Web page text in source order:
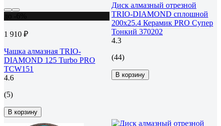
1 910 ₽
Чашка алмазная TRIO-
DIAMOND 125 Turbo PRO
TCW151
4.6
(5)
В корзину
Диск алмазный отрезной
TRIO-DIAMOND сплошной
200x25.4 Керамик PRO Супер
Тонкий 370202
4.3
(44)
В корзину